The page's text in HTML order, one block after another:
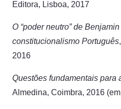
Editora, Lisboa, 2017
O “poder neutro” de
constitucionalismo Português
2016
Questões fundamentais para
Almedina, Coimbra, 2016